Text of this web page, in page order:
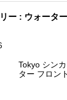
ー : ウォータ
Tokyo シン
ター フロン